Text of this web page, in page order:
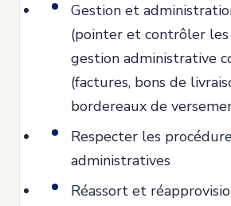
Gestion et
(pointer et contrôler les
gestion administrative
(factures, bons de
bordereaux de
Respecter les
administratives
Réassort et